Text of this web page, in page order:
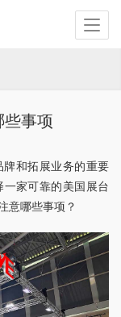
些事项
和拓展业务的重要
家可靠的美国展台
意哪些事项？